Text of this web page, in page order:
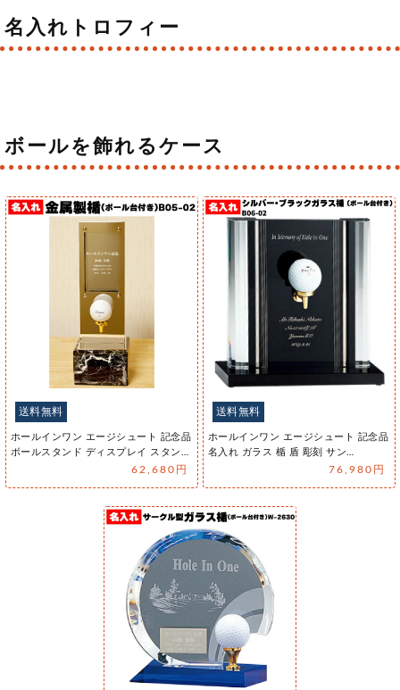
名入れトロフィー
ボールを飾れるケース
送料無料
ホールインワン エージシュート 記念品
ボールスタンド ディスプレイ スタン…
62,680円
送料無料
ホールインワン エージシュート 記念品
名入れ ガラス 楯 盾 彫刻 サン…
76,980円